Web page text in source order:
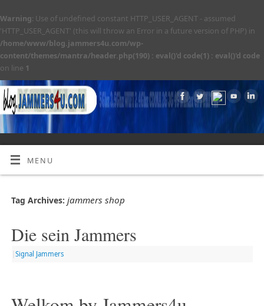
Warning: Use of undefined constant HTTP_USER_AGENT - assumed
'HTTP_USER_AGENT' (this will throw an Error in a future version of PHP) in
/home/www/blog.jammers4u.com/wp-
content/themes/mantra/header.php(190) : eval()'d code(1) : eval()'d code
on line 1
MENU
Tag Archives: jammers shop
Die sein Jammers
Signal Jammers